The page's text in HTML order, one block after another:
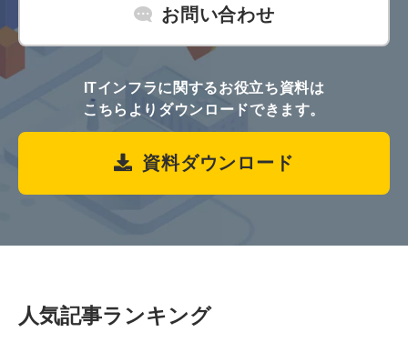
お問い合わせ
ITインフラに関するお役立ち資料は
こちらよりダウンロードできます。
資料ダウンロード
人気記事ランキング